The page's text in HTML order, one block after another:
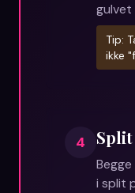
gulvet
Tip:
ikke
4
i split